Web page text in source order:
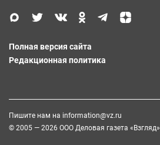
Полная версия сайта
Редакционная политика
Пишите нам на information@vz.ru
© 2005 — 2026 ООО Деловая газета «Взгляд»